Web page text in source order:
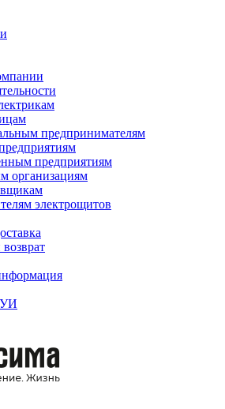
предпринимателям
предприятиям
организациям
электрощитов